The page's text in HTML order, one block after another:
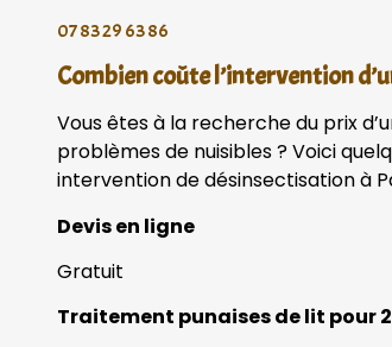
07 83 29 63 86
Combien coûte l’intervention
Vous êtes à la recherche du prix
problèmes de nuisibles ? Voici
intervention de désinsectisation à
Devis en ligne
Gratuit
Traitement punaises de lit pour